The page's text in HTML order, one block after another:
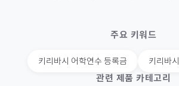
주요 키워드
키리바시 어학연수 등록금 키리바시
관련 제품 카테고리